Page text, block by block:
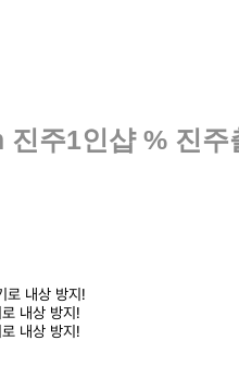
주1인샵 % 진
로 내상 방지!
내상 방지!
내상 방지!